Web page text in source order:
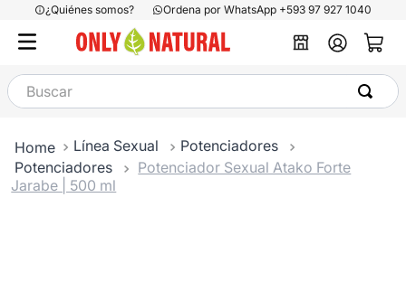
¿Quiénes somos? Ordena por WhatsApp +593 97 927 1040
Buscar
Línea Sexual
Potenciadores
Potenciadores
Potenciador Sexual Atako Forte
Jarabe | 500 ml